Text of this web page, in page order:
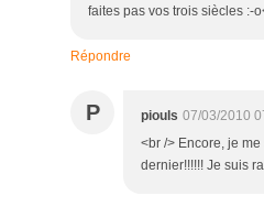
faites pas vos trois siècles :-
Répondre
P piouls 07/03/2010
<br /> Encore, je
dernier!!!!!! Je suis